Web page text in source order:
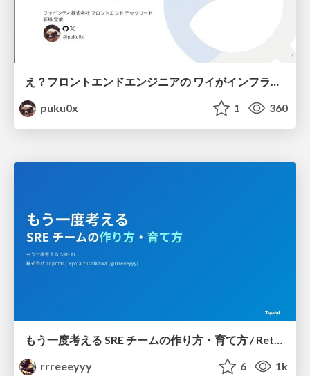
え？フロントエンドエンジニアの ワイがインフラも！？
puku0x
1 360
rrreeeyyy
6 1k